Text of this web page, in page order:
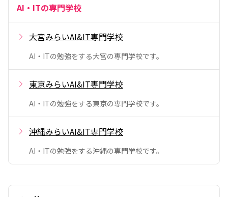
AI・ITの専門学校
大宮みらいAI&IT専門学校
AI・ITの勉強をする大宮の専門学校です。
東京みらいAI&IT専門学校
AI・ITの勉強をする東京の専門学校です。
沖縄みらいAI&IT専門学校
AI・ITの勉強をする沖縄の専門学校です。